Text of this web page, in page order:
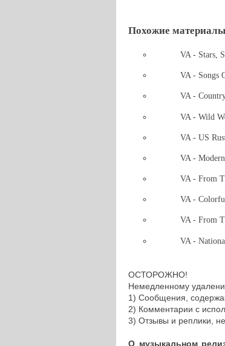
Похожие
VA - Stars,
VA - Songs
VA -
VA - Wild
VA - US
VA -
VA - From
VA -
VA - From
VA -
ОСТОРОЖНО!
Немедленному
1) Сообщения,
2) Комментарии с
3) Отзывы и реплики,
О музыкальном